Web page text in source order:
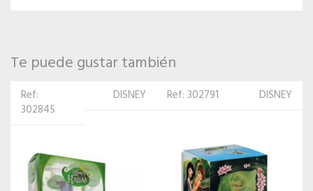
Te puede gustar también
Ref: 302791 DISNEY
Ref:
DISNEY